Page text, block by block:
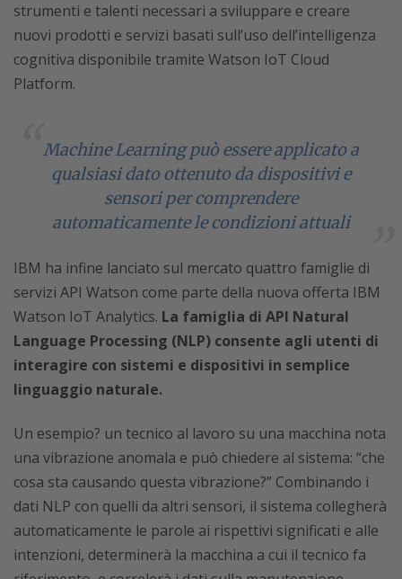
strumenti e talenti necessari a sviluppare e creare
nuovi prodotti e servizi basati sull’uso dell’intelligenza
cognitiva disponibile tramite Watson IoT Cloud
Platform.
Machine Learning può essere applicato a
qualsiasi dato ottenuto da dispositivi e
sensori per comprendere
automaticamente le condizioni attuali
IBM ha infine lanciato sul mercato quattro famiglie di
servizi API Watson come parte della nuova offerta IBM
Watson IoT Analytics. La famiglia di API Natural
Language Processing (NLP) consente agli utenti di
interagire con sistemi e dispositivi in semplice
linguaggio naturale.
Un esempio? un tecnico al lavoro su una macchina nota
una vibrazione anomala e può chiedere al sistema: “che
cosa sta causando questa vibrazione?” Combinando i
dati NLP con quelli da altri sensori, il sistema collegherà
automaticamente le parole ai rispettivi significati e alle
intenzioni, determinerà la macchina a cui il tecnico fa